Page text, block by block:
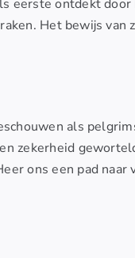
eerste ontdekt
Het bewijs
als
zekerheid
ons een pad